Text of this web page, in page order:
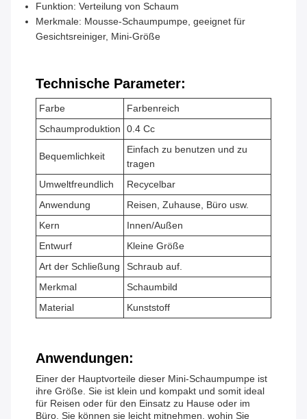
Funktion: Verteilung von Schaum
Merkmale: Mousse-Schaumpumpe, geeignet für
Gesichtsreiniger, Mini-Größe
Technische Parameter:
Farbe
Farbenreich
Schaumproduktion
0.4 Cc
Bequemlichkeit
Einfach zu benutzen und zu
tragen
Umweltfreundlich
Recycelbar
Anwendung
Reisen, Zuhause, Büro usw.
Kern
Innen/Außen
Entwurf
Kleine Größe
Art der Schließung
Schraub auf.
Merkmal
Schaumbild
Material
Kunststoff
Anwendungen:
Einer der Hauptvorteile dieser Mini-Schaumpumpe ist
ihre Größe. Sie ist klein und kompakt und somit ideal
für Reisen oder für den Einsatz zu Hause oder im
Büro. Sie können sie leicht mitnehmen, wohin Sie